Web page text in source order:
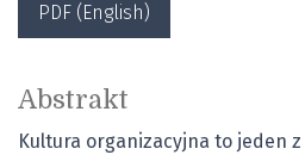
PDF (English)
Abstrakt
Kultura organizacyjna to jeden